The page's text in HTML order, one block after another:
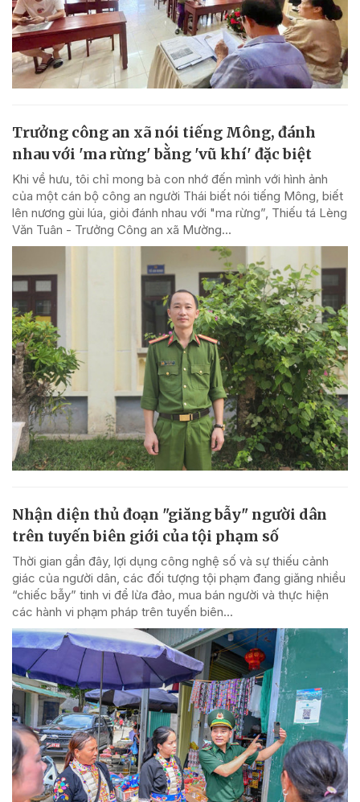
Trưởng công an xã nói tiếng Mông, đánh
nhau với 'ma rừng' bằng 'vũ khí' đặc biệt
Khi về hưu, tôi chỉ mong bà con nhớ đến mình với hình ảnh
của một cán bộ công an người Thái biết nói tiếng Mông, biết
lên nương gùi lúa, giỏi đánh nhau với "ma rừng”, Thiếu tá Lèng
Văn Tuân - Trưởng Công an xã Mường...
Nhận diện thủ đoạn "giăng bẫy" người dân
trên tuyến biên giới của tội phạm số
Thời gian gần đây, lợi dụng công nghệ số và sự thiếu cảnh
giác của người dân, các đối tượng tội phạm đang giăng nhiều
“chiếc bẫy” tinh vi để lừa đảo, mua bán người và thực hiện
các hành vi phạm pháp trên tuyến biên...